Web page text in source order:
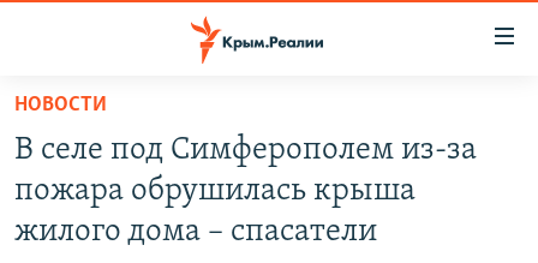
Вернуться
основному
содержанию
СПЕЦПРОЕКТЫ
НОВОСТИ
В селе под Симферополем из-за
пожара обрушилась крыша
жилого дома – спасатели